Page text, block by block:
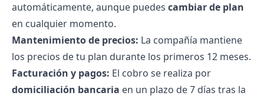
automáticamente, aunque puedes cambiar de plan
en cualquier momento.
Mantenimiento de precios: La compañía mantiene
los precios de tu plan durante los primeros 12 meses.
Facturación y pagos: El cobro se realiza por
domiciliación bancaria en un plazo de 7 días tras la